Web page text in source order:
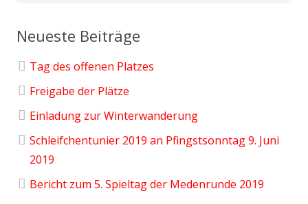
Neueste Beiträge
Tag des offenen Platzes
Freigabe der Plätze
Einladung zur Winterwanderung
Schleifchentunier 2019 an Pfingstsonntag 9. Juni
2019
Bericht zum 5. Spieltag der Medenrunde 2019